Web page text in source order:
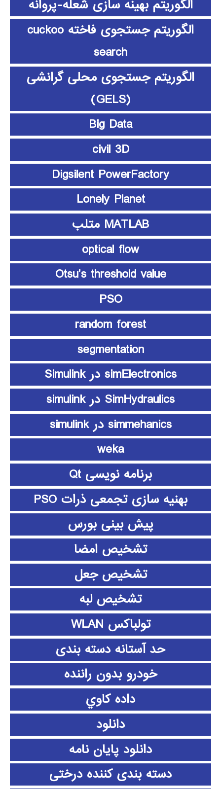
الگوریتم بهینه سازی شعله-پروانه
الگوریتم جستجوی فاخته cuckoo
search
الگوریتم جستجوی محلی گرانشی
(GELS)
Big Data
civil 3D
Digsilent PowerFactory
Lonely Planet
MATLAB متلب
optical flow
Otsu’s threshold value
PSO
random forest
segmentation
simElectronics در Simulink
SimHydraulics در simulink
simmehanics در simulink
weka
برنامه نویسی Qt
بهنیه سازی تجمعی ذرات PSO
پیش بینی بورس
تشخیص امضا
تشخیص جعل
تشخیص لبه
تولباکس WLAN
حد آستانه دسته بندی
خودرو بدون راننده
داده كاوي
دانلود
دانلود پايان نامه
دسته بندی کننده درختی